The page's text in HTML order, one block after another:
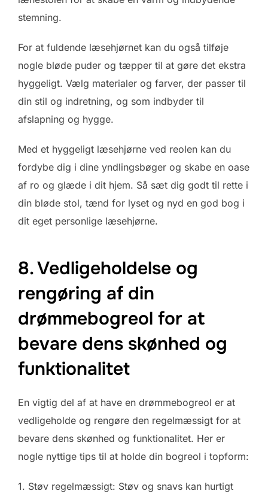
stemning.
For at fuldende læsehjørnet kan du også tilføje
nogle bløde puder og tæpper til at gøre det ekstra
hyggeligt. Vælg materialer og farver, der passer til
din stil og indretning, og som indbyder til
afslapning og hygge.
Med et hyggeligt læsehjørne ved reolen kan du
fordybe dig i dine yndlingsbøger og skabe en oase
af ro og glæde i dit hjem. Så sæt dig godt til rette i
din bløde stol, tænd for lyset og nyd en god bog i
dit eget personlige læsehjørne.
8. Vedligeholdelse og
rengøring af din
drømmebogreol for at
bevare dens skønhed og
funktionalitet
En vigtig del af at have en drømmebogreol er at
vedligeholde og rengøre den regelmæssigt for at
bevare dens skønhed og funktionalitet. Her er
nogle nyttige tips til at holde din bogreol i topform:
1. Støv regelmæssigt: Støv og snavs kan hurtigt